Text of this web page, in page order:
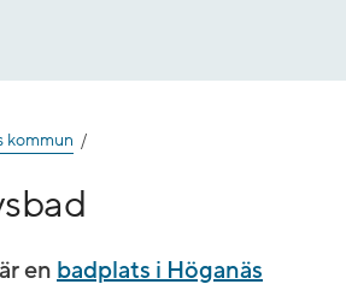
kommun
en badplats i Höganäs